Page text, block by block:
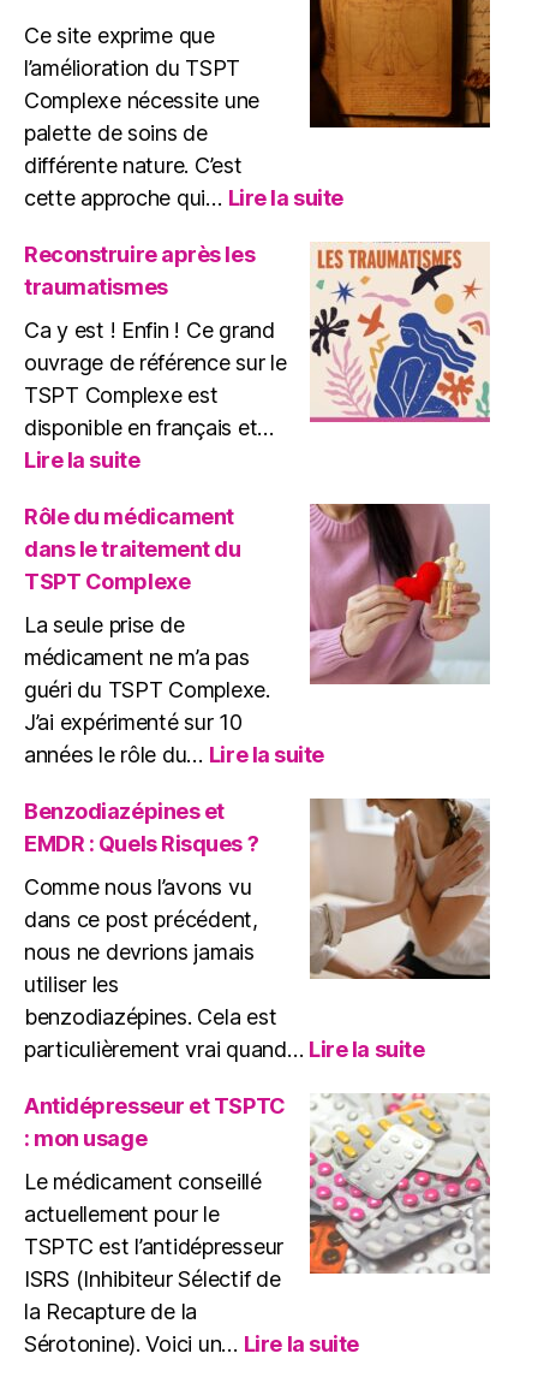
Ce site exprime que
l’amélioration du TSPT
Complexe nécessite une
palette de soins de
différente nature. C’est
cette approche qui… Lire la suite:
approche
globale
de
soins
du
TSPT
Reconstruire après les
traumatismes
Ca y est ! Enfin ! Ce grand
ouvrage de référence sur le
TSPT Complexe est
disponible en français et…
Lire la suite:
après
traumatismes
Rôle du médicament
dans le traitement du
TSPT Complexe
La seule prise de
médicament ne m’a pas
guéri du TSPT Complexe.
J’ai expérimenté sur 10
années le rôle du… Lire la suite:
du
médicament
traitement
du
TSPT
Benzodiazépines et
EMDR : Quels Risques ?
Comme nous l’avons vu
dans ce post précédent,
nous ne devrions jamais
utiliser les
benzodiazépines. Cela est
particulièrement vrai quand… Lire la suite:
et
EMDR
:
Quels
Risques
?
Antidépresseur et TSPTC
: mon usage
Le médicament conseillé
actuellement pour le
TSPTC est l’antidépresseur
ISRS (Inhibiteur Sélectif de
la Recapture de la
Sérotonine). Voici un… Lire la suite: